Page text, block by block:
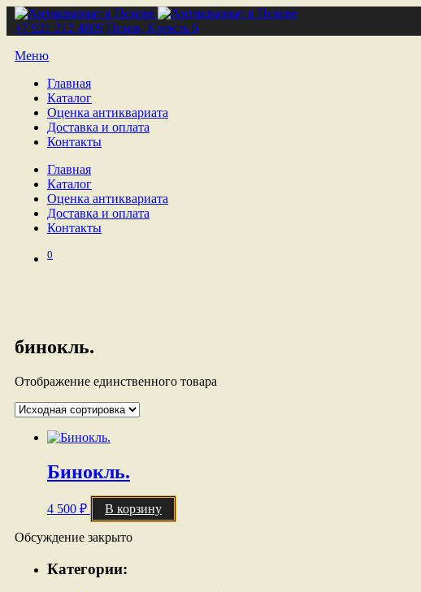
+7 921 212 4809 Псков, Кремль 6
Меню
Главная
Каталог
Оценка антиквариата
Доставка и оплата
Контакты
Главная
Каталог
Оценка антиквариата
Доставка и оплата
Контакты
0
бинокль.
Отображение единственного товара
Бинокль.
4 500 ₽ В корзину
Обсуждение закрыто
Категории: